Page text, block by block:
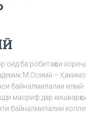
оид ба робитаҳои
М.Осимӣ –
байналмилалии илмӣ-
маориф дар
байналмилалии